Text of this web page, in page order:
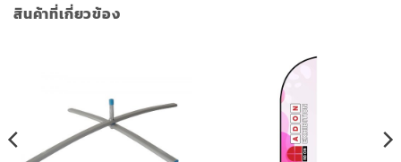
สินค้าที่เกี่ยวข้อง